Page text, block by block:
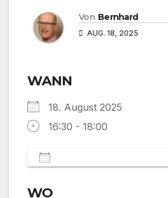
Von Bernhard
AUG. 18, 2025
WANN
18. August 2025
16:30 - 18:00
WO